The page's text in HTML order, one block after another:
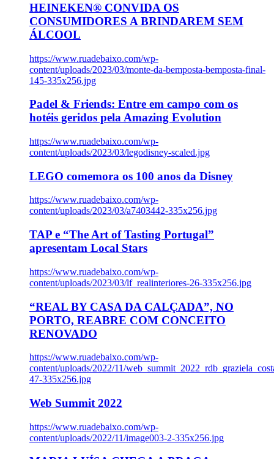
HEINEKEN® CONVIDA OS
CONSUMIDORES A BRINDAREM SEM
ÁLCOOL
https://www.ruadebaixo.com/wp-
content/uploads/2023/03/monte-da-bemposta-bemposta-final-
145-335x256.jpg
Padel & Friends: Entre em campo com os
hotéis geridos pela Amazing Evolution
https://www.ruadebaixo.com/wp-
content/uploads/2023/03/legodisney-scaled.jpg
LEGO comemora os 100 anos da Disney
https://www.ruadebaixo.com/wp-
content/uploads/2023/03/a7403442-335x256.jpg
TAP e “The Art of Tasting Portugal”
apresentam Local Stars
https://www.ruadebaixo.com/wp-
content/uploads/2023/03/lf_realinteriores-26-335x256.jpg
“REAL BY CASA DA CALÇADA”, NO
PORTO, REABRE COM CONCEITO
RENOVADO
https://www.ruadebaixo.com/wp-
content/uploads/2022/11/
47-335x256.jpg
Web Summit 2022
https://www.ruadebaixo.com/wp-
content/uploads/2022/11/image003-2-335x256.jpg